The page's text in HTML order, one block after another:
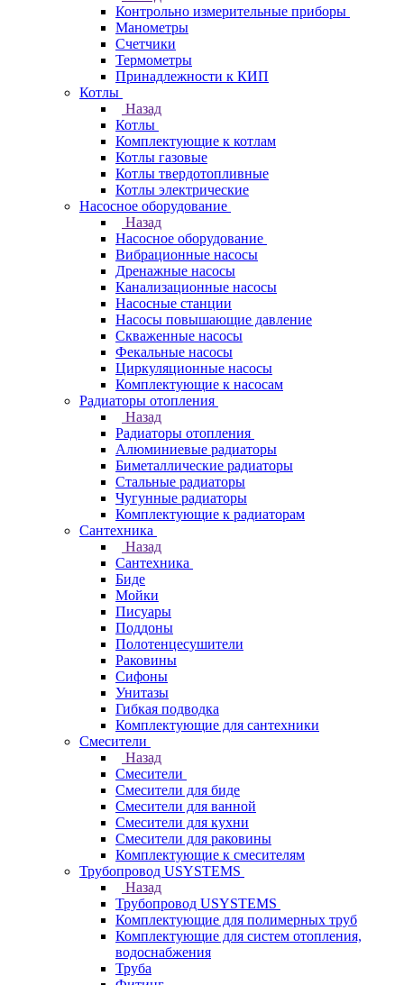
Контрольно измерительные приборы
Манометры
Счетчики
Термометры
Принадлежности к КИП
Котлы
Назад
Котлы
Комплектующие к котлам
Котлы газовые
Котлы твердотопливные
Котлы электрические
Насосное оборудование
Назад
Насосное оборудование
Вибрационные насосы
Дренажные насосы
Канализационные насосы
Насосные станции
Насосы повышающие давление
Скваженные насосы
Фекальные насосы
Циркуляционные насосы
Комплектующие к насосам
Радиаторы отопления
Назад
Радиаторы отопления
Алюминиевые радиаторы
Биметаллические радиаторы
Стальные радиаторы
Чугунные радиаторы
Комплектующие к радиаторам
Сантехника
Назад
Сантехника
Биде
Мойки
Писуары
Поддоны
Полотенцесушители
Раковины
Сифоны
Унитазы
Гибкая подводка
Комплектующие для сантехники
Смесители
Назад
Смесители
Смесители для биде
Смесители для ванной
Смесители для кухни
Смесители для раковины
Комплектующие к смесителям
Трубопровод USYSTEMS
Назад
Трубопровод USYSTEMS
Комплектующие для полимерных труб
Комплектующие для систем отопления,
водоснабжения
Труба